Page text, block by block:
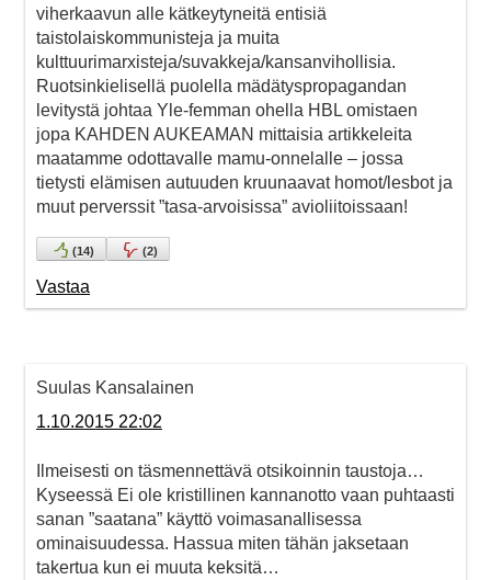
viherkaavun alle kätkeytyneitä entisiä
taistolaiskommunisteja ja muita
kulttuurimarxisteja/suvakkeja/kansanvihollisia.
Ruotsinkielisellä puolella mädätyspropagandan
levitystä johtaa Yle-femman ohella HBL omistaen
jopa KAHDEN AUKEAMAN mittaisia artikkeleita
maatamme odottavalle mamu-onnelalle – jossa
tietysti elämisen autuuden kruunaavat homot/lesbot ja
muut perverssit ”tasa-arvoisissa” avioliitoissaan!
(14) (2)
Vastaa
Suulas Kansalainen
1.10.2015 22:02
Ilmeisesti on täsmennettävä otsikoinnin taustoja…
Kyseessä Ei ole kristillinen kannanotto vaan puhtaasti
sanan ”saatana” käyttö voimasanallisessa
ominaisuudessa. Hassua miten tähän jaksetaan
takertua kun ei muuta keksitä…